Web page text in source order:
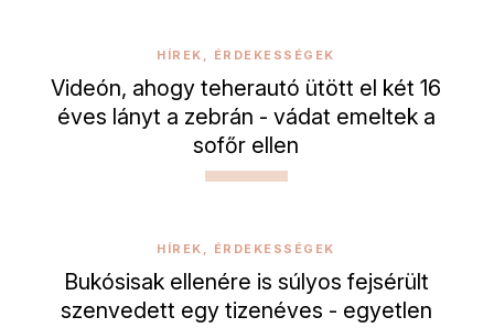
HÍREK, ÉRDEKESSÉGEK
Videón, ahogy teherautó ütött el két 16
éves lányt a zebrán - vádat emeltek a
sofőr ellen
HÍREK, ÉRDEKESSÉGEK
Bukósisak ellenére is súlyos fejsérült
szenvedett egy tizenéves - egyetlen